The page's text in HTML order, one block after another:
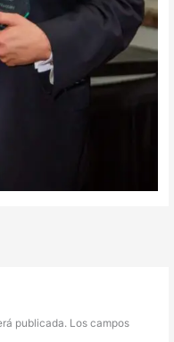
publicada. Los campos